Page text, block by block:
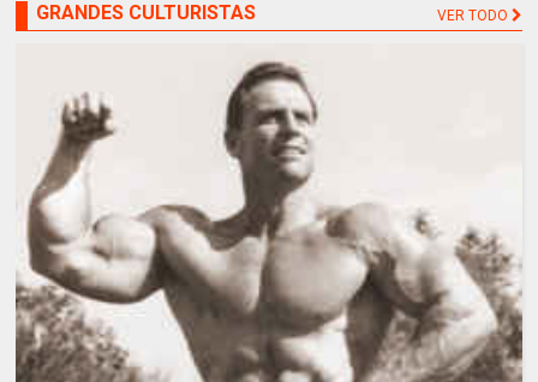
GRANDES CULTURISTAS VER TODO